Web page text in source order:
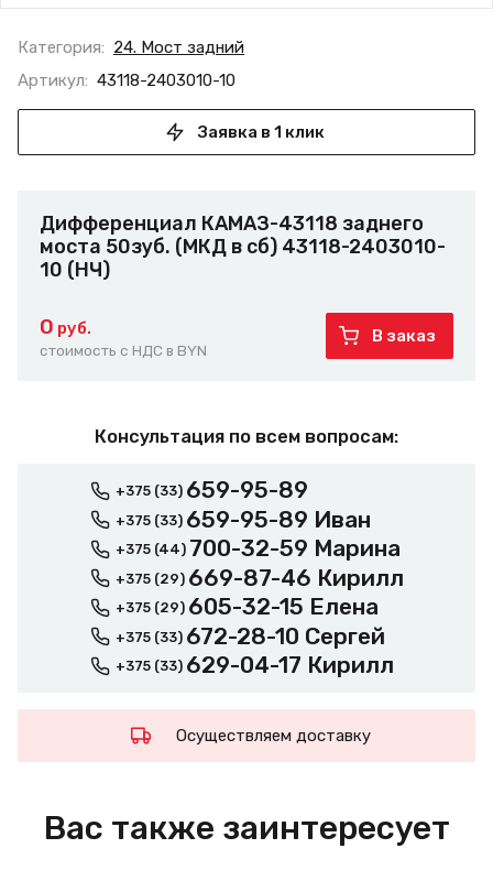
Категория: 24. Мост задний
Артикул: 43118-2403010-10
Заявка в 1 клик
Дифференциал КАМАЗ-43118 заднего
моста 50зуб. (МКД в сб) 43118-2403010-
10 (НЧ)
0 руб.
стоимость с НДС в BYN
В заказ
Консультация по всем вопросам:
+375 (33) 659-95-89
+375 (33) 659-95-89 Иван
+375 (44) 700-32-59 Марина
+375 (29) 669-87-46 Кирилл
+375 (29) 605-32-15 Елена
+375 (33) 672-28-10 Сергей
+375 (33) 629-04-17 Кирилл
Осуществляем доставку
Вас также заинтересует